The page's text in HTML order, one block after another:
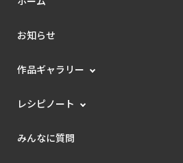
お知らせ
作品ギャラリー
レシピノート
みんなに質問